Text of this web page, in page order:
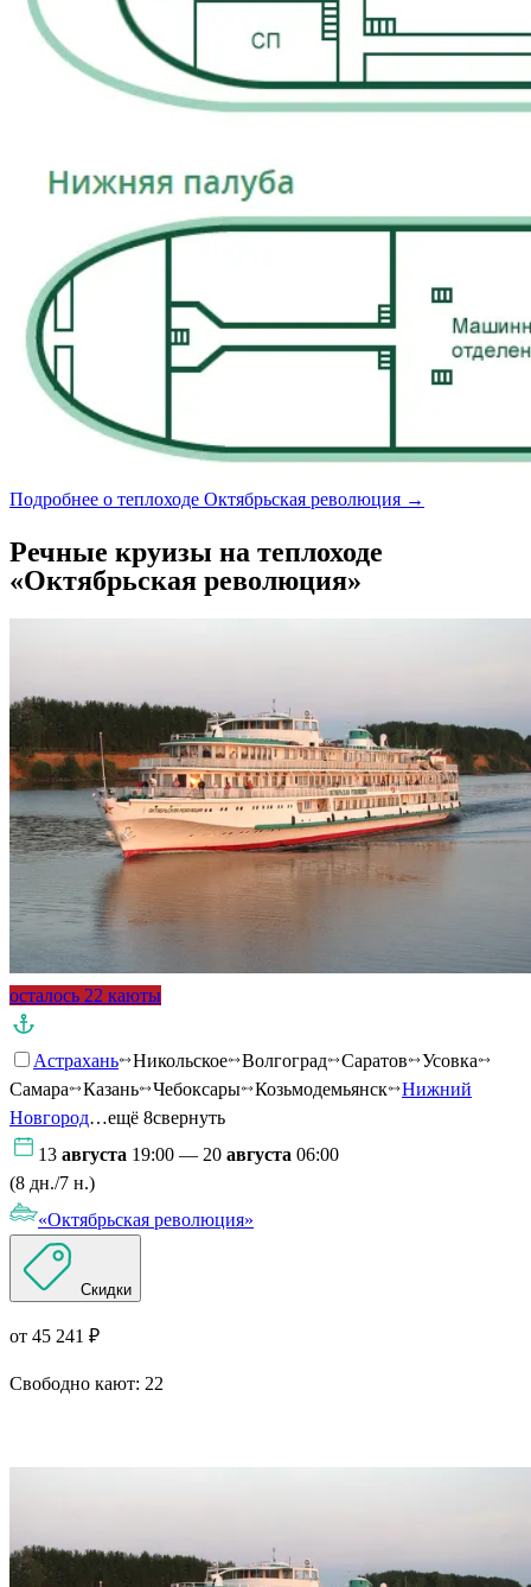
Подробнее о теплоходе Октябрьская революция →
Речные круизы на теплоходе
«Октябрьская революция»
осталось 22 каюты
Астрахань Никольское Волгоград Саратов
Усовка
Самара
Казань Чебоксары Козьмодемьянск
Нижний
Новгород…ещё 8свернуть
13 августа 19:00 — 20 августа 06:00
(8 дн./7 н.)
«Октябрьская революция»
Скидки
от 45 241 ₽
Свободно кают: 22